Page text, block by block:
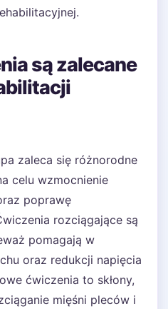
są zalecane
zaleca się różnorodne
celu wzmocnienie
poprawę
rozciągające są
pomagają w
oraz redukcji napięcia
ćwiczenia to skłony,
mięśni pleców i